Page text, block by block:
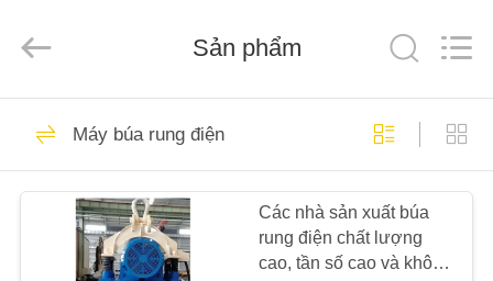
NHÀ
CÁC
PHẨM
Yekun
Construction
Ltd..
Reserved.
Tài xế cọc thủy lực
113
Sản phẩm
Máy búa rung điện
Các nhà sản xuất búa
rung điện chất lượng
cao, tần số cao và không